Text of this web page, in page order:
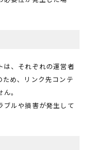
は、それぞれの運営者
め、リンク先コンテ
。
ブルや損害が発生して